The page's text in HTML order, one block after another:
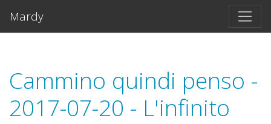
Mardy
Cammino quindi penso -
2017-07-20 - L'infinito